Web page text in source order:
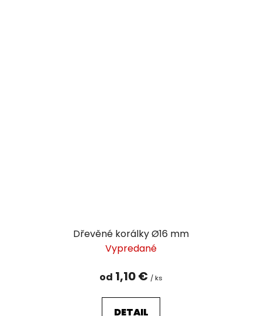
Dřevěné korálky Ø16 mm
Vypredané
od 1,10 € / ks
DETAIL